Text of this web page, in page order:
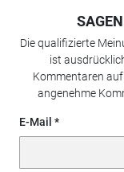
Die qualifizierte
ist
Kommentaren
angenehme
E-Mail